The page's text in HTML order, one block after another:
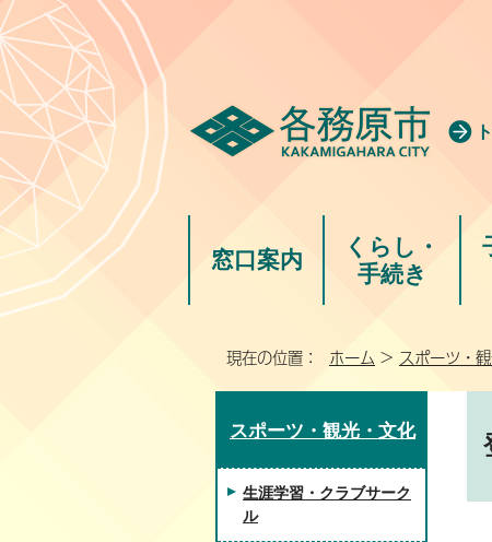
窓口案内
くらし・
手続き
現在の位置： ホーム > スポーツ・
スポーツ・観光・文化
生涯学習・クラブサーク
ル